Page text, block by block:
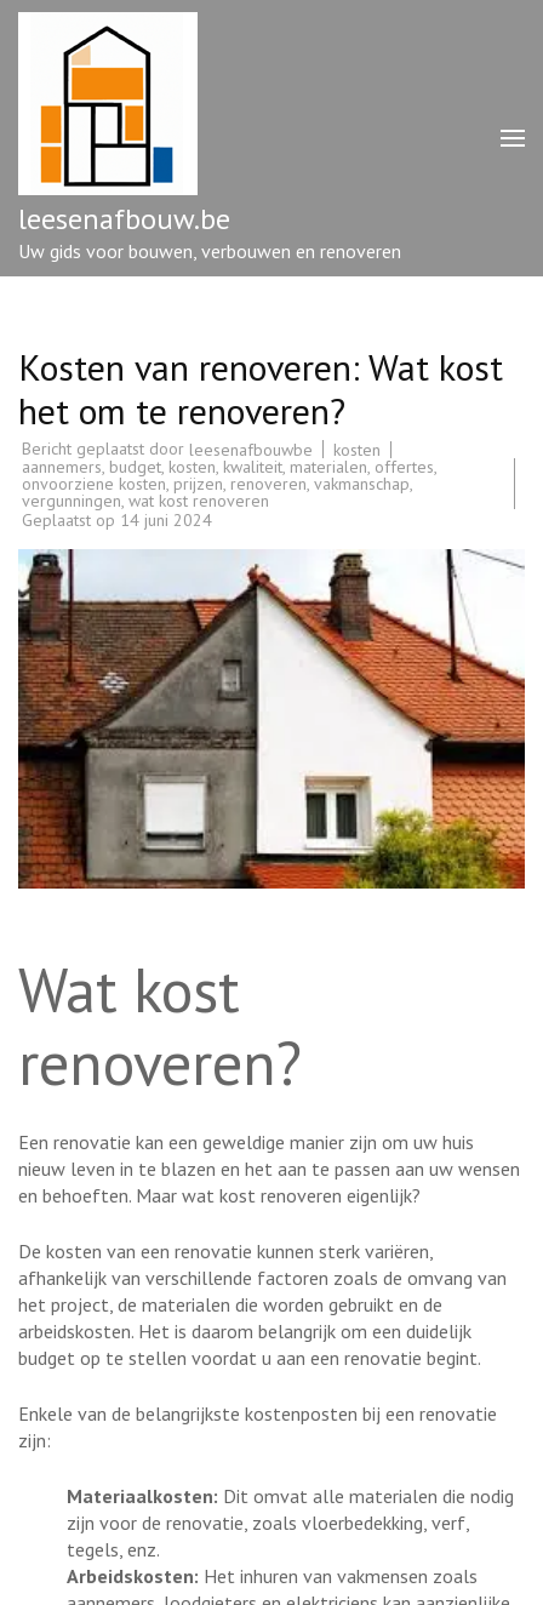
Ga
enter)
leesenafbouw.be
Uw gids voor bouwen, verbouwen en renoveren
Kosten van renoveren: Wat kost
het om te renoveren?
Bericht geplaatst door leesenafbouwbe
kosten
aannemers, budget, kosten, kwaliteit, materialen, offertes,
onvoorziene kosten, prijzen, renoveren, vakmanschap,
vergunningen, wat kost renoveren
Geplaatst op 14 juni 2024
Wat kost
renoveren?
Een renovatie kan een geweldige manier zijn om uw huis
nieuw leven in te blazen en het aan te passen aan uw wensen
en behoeften. Maar wat kost renoveren eigenlijk?
De kosten van een renovatie kunnen sterk variëren,
afhankelijk van verschillende factoren zoals de omvang van
het project, de materialen die worden gebruikt en de
arbeidskosten. Het is daarom belangrijk om een duidelijk
budget op te stellen voordat u aan een renovatie begint.
Enkele van de belangrijkste kostenposten bij een renovatie
zijn:
Materiaalkosten: Dit omvat alle materialen die nodig
zijn voor de renovatie, zoals vloerbedekking, verf,
tegels, enz.
Arbeidskosten: Het inhuren van vakmensen zoals